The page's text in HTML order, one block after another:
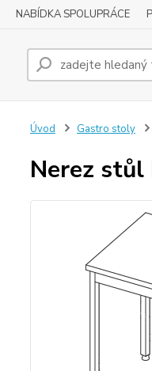
NABÍDKA SPOLUPRÁCE
Úvod Gastro stoly
Nerez